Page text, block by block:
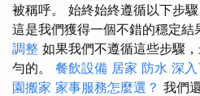
被稱呼。 始終始終遵循以下步
這是我們獲得一個不錯的穩定結
調整 如果我們不遵循這些步驟
勻的。 餐飲設備 居家 防水 深
園搬家 家事服務怎麼選？ 我們